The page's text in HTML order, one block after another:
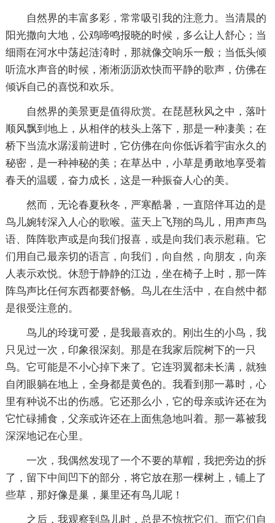
自然界的丰富多彩，常常吸引我的注意力。当清晨的
阳光撒向大地，公鸡啼鸣报晓的时候，多么让人舒心；当
细雨在河水中荡起涟渏时，那就像交响乐一般；当低头倾
听流水声音的时候，淅淅沥沥欢快而平静的歌声，仿佛在
倾诉自己的喜悦和欢乐。
自然界的美景更是值得欣赏。在琵琶秋风之中，落叶
顺风飘到地上，从相伴的枝头上落下，那是一种凄美；在
桥下当流水潺湲前进时，它仿佛在向你低诉着宇宙永久的
秘密，是一种神秘的美；在草丛中，小草是勇敢地享受着
春天的温暖，奋力成长，这是一种振奋人心的美。
然而，无论春夏秋冬，严寒酷暑，一直陪伴耳边的是
鸟儿婉转深入人心的歌喉。蓝天上飞翔的鸟儿，用声声鸟
语、阵阵歌声或是向我们报喜，或是向我们表示慰藉。它
们用自己最亲切的语言，向我们，向自然，向朋友，向亲
人表示欢悦。休憩于静静的江边，坐在椅子上时，那一阵
阵鸟声比任何东西都要舒畅。鸟儿在生活中，在自然中都
是很受注意的。
鸟儿的玲珑可爱，是我最喜欢的。刚出生的小鸟，我
只见过一次，印象很深刻。那是在我家后院树下的一只
鸟。它可能是不小心掉下来了。它连羽翼都未长满，就独
自闭眼躺在地上，全身都是黄色的。我看到那一幕时，心
里有种说不出的伤感。它还那么小，它的母亲或许还在为
它忙碌捕食，父亲或许还在上面焦急地叫着。那一幕被我
深深地记在心里。
一次，我偶然发现了一个不要的草帽，我把旁边的拆
了，留下中间凹下的部分，将它放在那一棵树上，铺上了
些草，那好像是巢，巢里还有鸟儿呢！
之后，我观察到鸟儿时，总是不惊扰它们。而它们自